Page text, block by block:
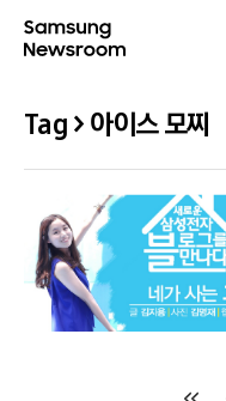
Tag > 아이스 모찌